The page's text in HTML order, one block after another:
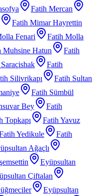
Fatih Mercan
Fatih Mimar Hayrettin
Fenari
Fatih Molla
Muhsine Hatun
Fatih
Fatih
Silivrikapı
Fatih Sultan
Fatih Sümbül
Bey
Fatih
Topkapı
Fatih Yavuz
Yedikule
Fatih
Ağaçlı
Eyüpsultan
Çiftalan
Eyüpsultan